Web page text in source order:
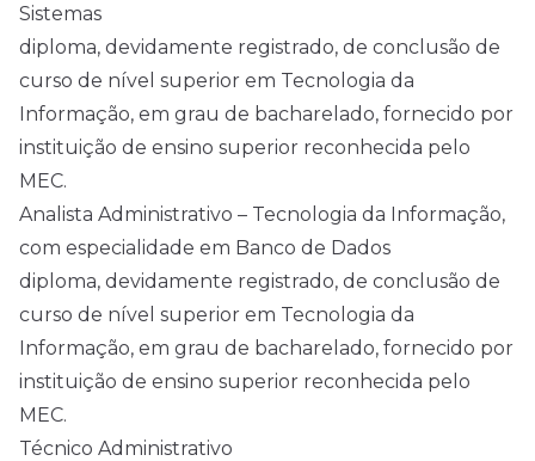
Sistemas
diploma, devidamente registrado, de conclusão de
curso de nível superior em Tecnologia da
Informação, em grau de bacharelado, fornecido por
instituição de ensino superior reconhecida pelo
MEC.
Analista Administrativo – Tecnologia da Informação,
com especialidade em Banco de Dados
diploma, devidamente registrado, de conclusão de
curso de nível superior em Tecnologia da
Informação, em grau de bacharelado, fornecido por
instituição de ensino superior reconhecida pelo
MEC.
Técnico Administrativo